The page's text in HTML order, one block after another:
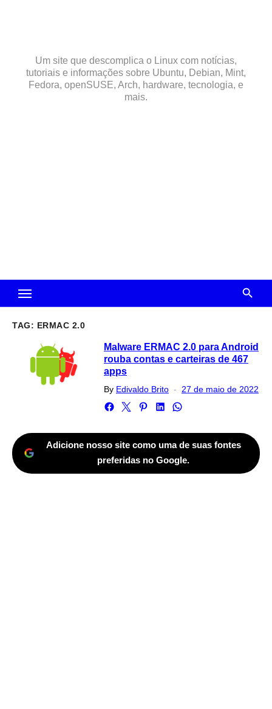
Um site que descomplica o Linux com notícias,
tutoriais e informações sobre Ubuntu, Debian, Mint,
Fedora, openSUSE, Arch, hardware, tecnologia, e
mais.
TAG: ERMAC 2.0
Malware ERMAC 2.0 para Android
rouba contas e carteiras de 467
apps
By Edivaldo Brito
Posted
27 de maio de 2022
Adicione nosso site como uma de suas fontes
preferidas no Google.